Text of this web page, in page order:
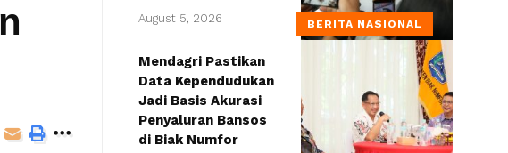
BERITA NASIONAL
August 5, 2026
Mendagri Pastikan
Data Kependudukan
Jadi Basis Akurasi
Penyaluran Bansos
di Biak Numfor